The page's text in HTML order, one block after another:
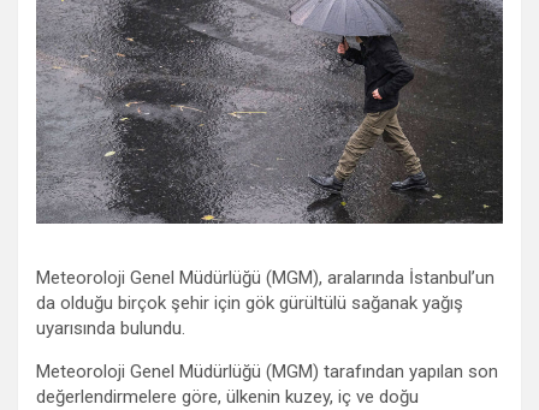
Meteoroloji Genel Müdürlüğü (MGM), aralarında İstanbul’un
da olduğu birçok şehir için gök gürültülü sağanak yağış
uyarısında bulundu.
Meteoroloji Genel Müdürlüğü (MGM) tarafından yapılan son
değerlendirmelere göre, ülkenin kuzey, iç ve doğu